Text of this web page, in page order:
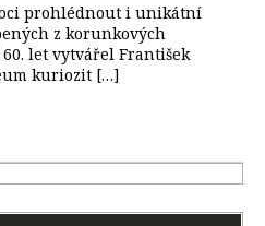
prohlédnout i unikátní
z korunkových
let vytvářel František
kuriozit […]